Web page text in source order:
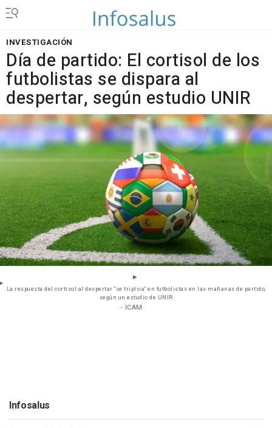
INVESTIGACIÓN
Día de partido: El cortisol de los
futbolistas se dispara al
despertar, según estudio UNIR
La respuesta del cortisol al despertar "se triplica" en futbolistas en las mañanas de partido,
según un estudio de UNIR
- ICAM
Infosalus